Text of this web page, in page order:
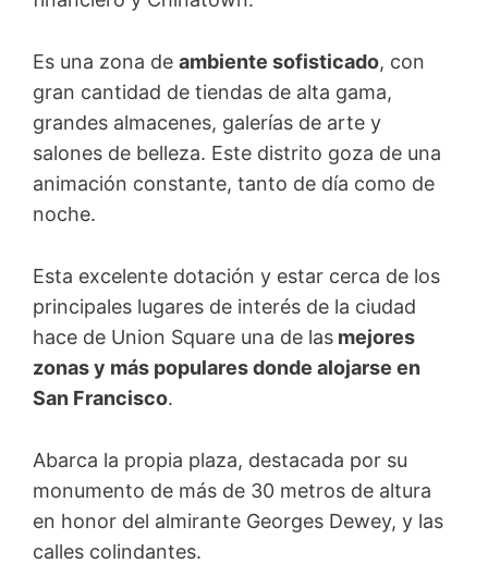
Es una zona de ambiente sofisticado, con
gran cantidad de tiendas de alta gama,
grandes almacenes, galerías de arte y
salones de belleza. Este distrito goza de una
animación constante, tanto de día como de
noche.
Esta excelente dotación y estar cerca de los
principales lugares de interés de la ciudad
hace de Union Square una de las mejores
zonas y más populares donde alojarse en
San Francisco.
Abarca la propia plaza, destacada por su
monumento de más de 30 metros de altura
en honor del almirante Georges Dewey, y las
calles colindantes.